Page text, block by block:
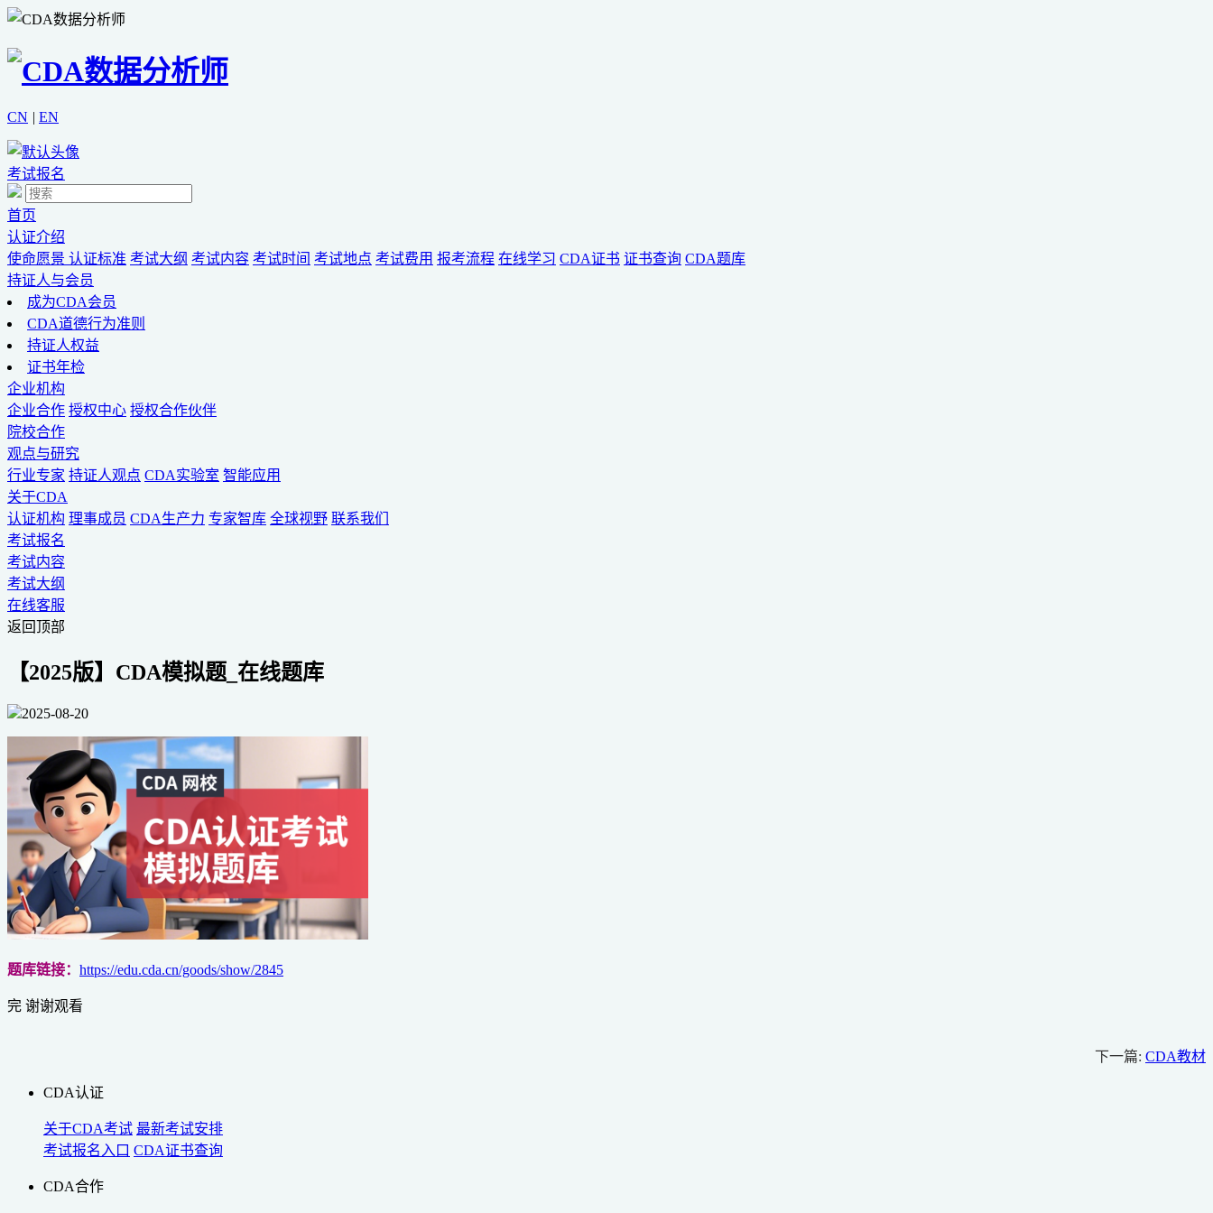
CN | EN
考试报名
首页
认证介绍
使命愿景 认证标准 考试大纲 考试内容 考试时间 考试地点 考试费用 报考流程 在线学习 CDA证书 证书查询 CDA题库
持证人与会员
成为CDA会员
CDA道德行为准则
持证人权益
证书年检
企业机构
企业合作 授权中心 授权合作伙伴
院校合作
观点与研究
行业专家 持证人观点 CDA实验室 智能应用
关于CDA
认证机构 理事成员 CDA生产力 专家智库 全球视野 联系我们
考试报名
考试内容
考试大纲
在线客服
返回顶部
【2025版】CDA模拟题_在线题库
2025-08-20
题库链接： https://edu.cda.cn/goods/show/2845
完 谢谢观看
下一篇: CDA教材
CDA认证
关于CDA考试 最新考试安排
考试报名入口 CDA证书查询
CDA合作